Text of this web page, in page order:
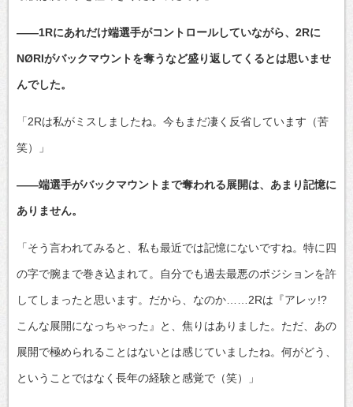
――1Rにあれだけ端選手がコントロールしていながら、2Rに
NØRIがバックマウントを奪うなど盛り返してくるとは思いませ
んでした。
「2Rは私がミスしましたね。今もまだ凄く反省しています（苦
笑）」
――端選手がバックマウントまで奪われる展開は、あまり記憶に
ありません。
「そう言われてみると、私も最近では記憶にないですね。特に四
の字で腕まで巻き込まれて。自分でも過去最悪のポジションを許
してしまったと思います。だから、なのか……2Rは『アレッ!?
こんな展開になっちゃった』と、焦りはありました。ただ、あの
展開で極められることはないとは感じていましたね。何がどう、
ということではなく長年の経験と感覚で（笑）」